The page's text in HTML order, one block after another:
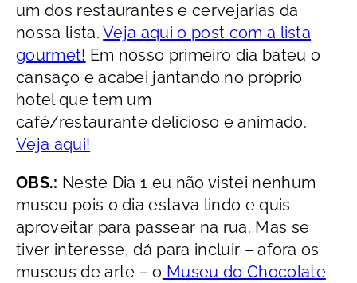
um dos restaurantes e cervejarias da
nossa lista.Veja aqui o post com a lista
gourmet! Em nosso primeiro dia bateu o
cansaço e acabei jantando no próprio
hotel que tem um
café/restaurante delicioso e animado.
Veja aqui!
OBS.: Neste Dia 1 eu não vistei nenhum
museu pois o dia estava lindo e quis
aproveitar para passear na rua. Mas se
tiver interesse, dá para incluir – afora os
museus de arte – o Museu do Chocolate